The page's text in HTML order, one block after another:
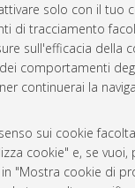
solo con il tuo
di tracciamento
sull'efficacia della
comportamenti
continuerai la
sui cookie
cookie" e, se
"Mostra cookie di
del documento: